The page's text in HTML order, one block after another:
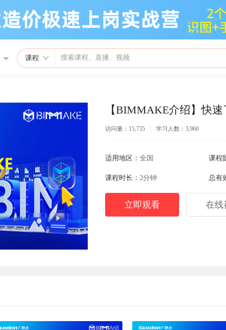
课程
【BIMMAKE介绍】快
访问量：15,735 学习人数：3,960
适用地区： 全国 课程
课程时长： 2分钟 总有
立即观看 在线